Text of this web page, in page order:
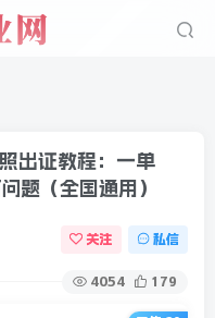
出证教程：一单
题（全国通用）
关注 私信
4054 179